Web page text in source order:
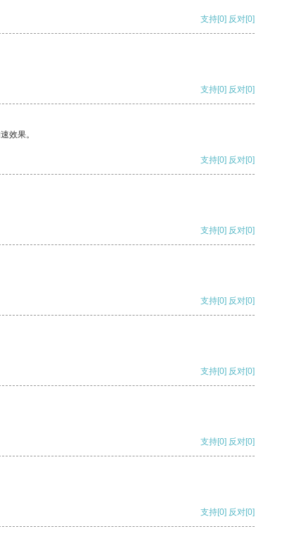
支持[0] 反对[0]
支持[0] 反对[0]
效果。
支持[0] 反对[0]
支持[0] 反对[0]
支持[0] 反对[0]
支持[0] 反对[0]
支持[0] 反对[0]
支持[0] 反对[0]